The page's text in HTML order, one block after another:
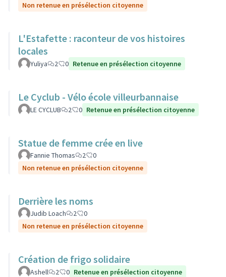
Non retenue en présélection citoyenne
L'Estafette : raconteur de vos histoires
locales
Yuliya 2 0 Retenue en présélection citoyenne
Le Cyclub - Vélo école villeurbannaise
LE CYCLUB 2 0 Retenue en présélection citoyenne
Statue de femme crée en live
Fannie Thomas 2
0
Non retenue en présélection citoyenne
Derrière les noms
Judib Loach 2
0
Non retenue en présélection citoyenne
Création de frigo solidaire
Ashell 2 0 Retenue en présélection citoyenne